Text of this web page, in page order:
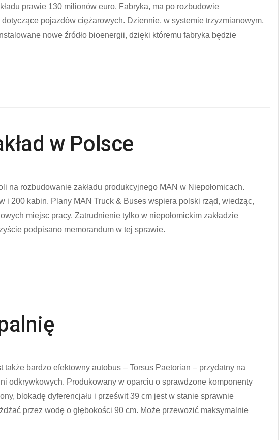
prawie 130 milionów euro. Fabryka, ma po rozbudowie
pojazdów ciężarowych. Dziennie, w systemie trzyzmianowym,
nowe źródło bioenergii, dzięki któremu fabryka będzie
w Polsce
na rozbudowanie zakładu produkcyjnego MAN w Niepołomicach.
i 200 kabin. Plany MAN Truck & Buses wspiera polski rząd, wiedząc,
miejsc pracy. Zatrudnienie tylko w niepołomickim zakładzie
podpisano memorandum w tej sprawie.
bardzo efektowny autobus – Torsus Paetorian – przydatny na
odkrywkowych. Produkowany w oparciu o sprawdzone komponenty
blokadę dyferencjału i prześwit 39 cm jest w stanie sprawnie
przez wodę o głębokości 90 cm. Może przewozić maksymalnie